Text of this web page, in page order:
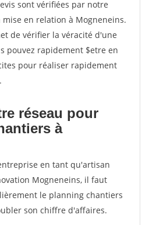
sont vérifiées par notre
en relation à Mogneneins.
de vérifier la véracité d'une
pouvez rapidement $etre en
pour réaliser rapidement
réseau pour
à
en tant qu'artisan
Mogneneins, il faut
le planning chantiers
son chiffre d'affaires.